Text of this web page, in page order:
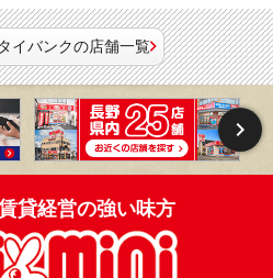
イバンクの店舗一覧
貸経営の強い味方